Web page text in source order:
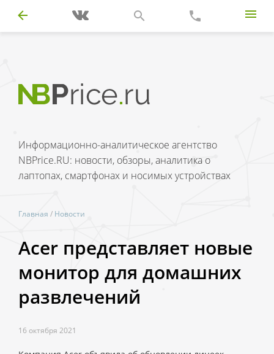
Информационно-аналитическое агентство
NBPrice.RU: новости, обзоры, аналитика о
лаптопах, смартфонах и носимых устройствах
Главная / Новости
Acer представляет новые
монитор для домашних
развлечений
16 октября 2021